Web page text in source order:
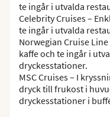
te ingår i utvalda
Celebrity Cruises –
te ingår i utvalda
Norwegian Cruise
kaffe och te ingår i
dryckesstationer.
MSC Cruises – I
dryck till frukost i
dryckesstationer i